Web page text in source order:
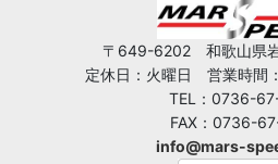
〒649-6202 和歌山県
定休日：火曜日 営業時間
TEL：0736-
FAX：0736-
info@mars-